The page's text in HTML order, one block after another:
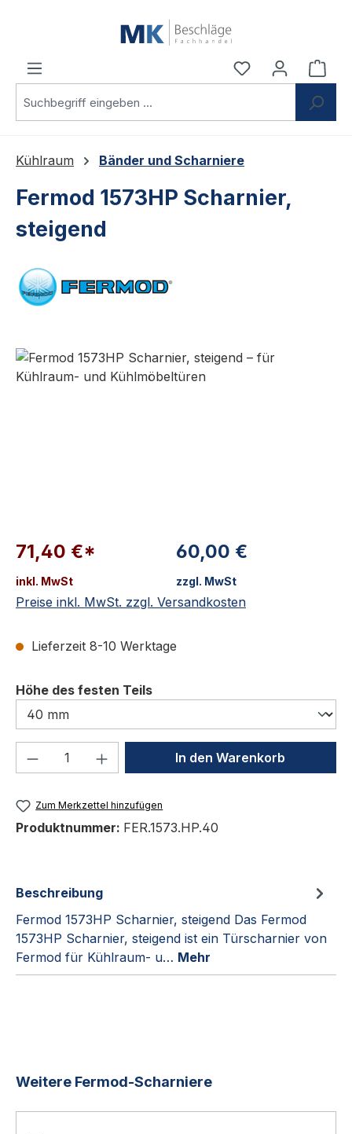
Du hast 0
Kühlraum Bänder und Scharniere
Fermod 1573HP Scharnier,
steigend
71,40 €*
inkl. MwSt
60,00 €
zzgl. MwSt
Preise inkl. MwSt. zzgl. Versandkosten
Lieferzeit 8-10 Werktage
Höhe des festen Teilsauswählen
Produkt Anzahl: Gib denIn den Warenkorb
Zum Merkzettel hinzufügen
Produktnummer: FER.1573.HP.40
Beschreibung
Fermod 1573HP Scharnier, steigend Das Fermod
1573HP Scharnier, steigend ist ein Türscharnier von
Fermod für Kühlraum- u… Mehr
Produktgalerie überspringen
Weitere Fermod-Scharniere